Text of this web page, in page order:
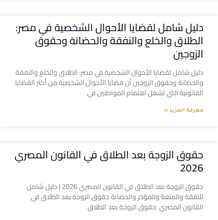
دليل شامل لقضايا الأحوال الشخصية في مصر:
الطلاق والخلع والنفقة والحضانة وحقوق
الزوجين
دليل شامل لقضايا الأحوال الشخصية في مصر: الطلاق والخلع والنفقة
والحضانة وحقوق الزوجين أن قضايا الأحوال الشخصية من أكثر القضايا
القانونية التي تشغل اهتمام المواطنين في
معرفة المزيد »
حقوق الزوجة بعد الطلاق في القانون المصري
2026
حقوق الزوجة بعد الطلاق في القانون المصري 2026 | دليل شامل
للنفقة والمتعة والمؤخر والحضانة حقوق الزوجة بعد الطلاق في
القانون المصري حقوق الزوجة بعد الطلاق